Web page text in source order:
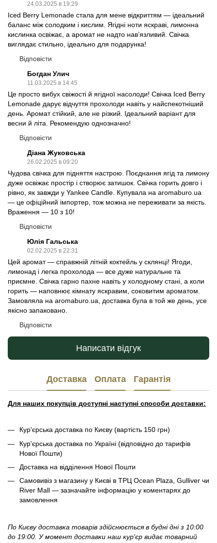
24.03.2025 в 19:29
Iced Berry Lemonade стала для мене відкриттям — ідеальний
баланс між солодким і кислим. Ягідні ноти яскраві, лимонна
кислинка освіжає, а аромат не надто нав’язливий. Свічка
виглядає стильно, ідеально для подарунка!
Відповісти
Богдан Улич
11.03.2025 в 14:45
Це просто вибух свіжості й ягідної насолоди! Свічка Iced Berry
Lemonade дарує відчуття прохолоди навіть у найспекотніший
день. Аромат стійкий, але не різкий. Ідеальний варіант для
весни й літа. Рекомендую однозначно!
Відповісти
Діана Жуковська
26.02.2025 в 09:20
Чудова свічка для підняття настрою. Поєднання ягід та лимону
дуже освіжає простір і створює затишок. Свічка горить довго і
рівно, як завжди у Yankee Candle. Купувала на aromaburo.ua
— це офіційний імпортер, тож можна не переживати за якість.
Враження — 10 з 10!
Відповісти
Юлія Гальська
02.02.2025 в 22:31
Цей аромат — справжній літній коктейль у склянці! Ягоди,
лимонад і легка прохолода — все дуже натуральне та
приємне. Свічка гарно пахне навіть у холодному стані, а коли
горить — наповнює кімнату яскравим, соковитим ароматом.
Замовляла на aromaburo.ua, доставка була в той же день, усе
якісно запаковано.
Відповісти
Написати відгук
Доставка Оплата Гарантія
Для наших покупців доступні наступні способи доставки:
Кур'єрська доставка по Києву (вартість 150 грн)
Кур'єрська доставка по Україні (відповідно до тарифів
Нової Пошти)
Доставка на відділення Нової Пошти
Самовивіз з магазину у Києві в ТРЦ Ocean Plaza, Gulliver чи
River Mall — зазначайте інформацію у коментарях до
замовлення
По Києву доставка товарів здійснюється в будні дні з 10:00
до 19:00. У момент доставки наш кур'єр видає товарний